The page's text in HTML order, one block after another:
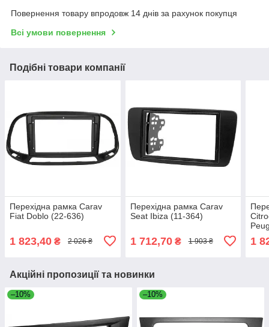
Повернення товару впродовж 14 днів за рахунок покупця
Всі умови повернення
Подібні товари компанії
Перехідна рамка Carav
Fiat Doblo (22-636)
1 823,40 ₴ 2 026 ₴
Перехідна рамка Carav
Seat Ibiza (11-364)
1 712,70₴ 1 903 ₴
103)
1
Акційні пропозиції та новинки
–10% –10%